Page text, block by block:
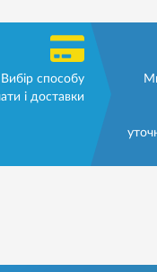
Вибір способу
і доставки